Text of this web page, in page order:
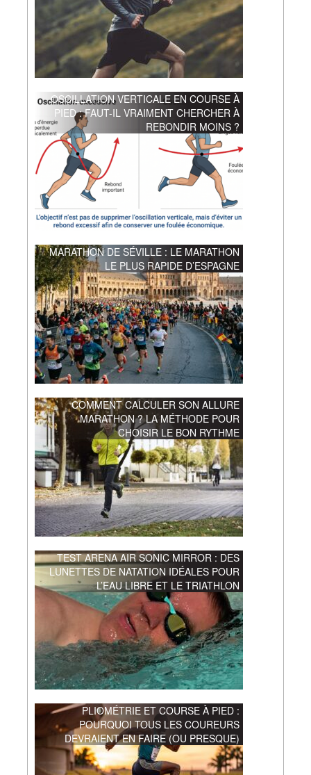
OSCILLATION VERTICALE EN COURSE À
PIED : FAUT-IL VRAIMENT CHERCHER À
REBONDIR MOINS ?
MARATHON DE SÉVILLE : LE MARATHON
LE PLUS RAPIDE D’ESPAGNE
COMMENT CALCULER SON ALLURE
MARATHON ? LA MÉTHODE POUR
CHOISIR LE BON RYTHME
TEST ARENA AIR SONIC MIRROR : DES
LUNETTES DE NATATION IDÉALES POUR
L’EAU LIBRE ET LE TRIATHLON
PLIOMÉTRIE ET COURSE À PIED :
POURQUOI TOUS LES COUREURS
DEVRAIENT EN FAIRE (OU PRESQUE)